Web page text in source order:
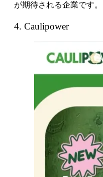
が期待される企業です。
4. Caulipower